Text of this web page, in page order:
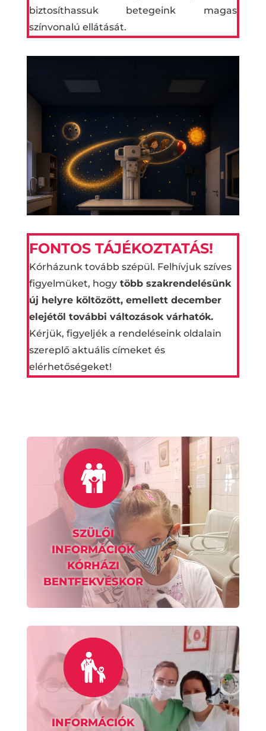
biztosíthassuk betegeink magas
színvonalú ellátását.
FONTOS TÁJÉKOZTATÁS!
Kórházunk tovább szépül. Felhívjuk szíves
figyelmüket, hogytöbb szakrendelésünk
új helyre költözött, emellett december
elejétől további változások várhatók.
Kérjük, figyeljék a rendeléseink oldalain
szereplő aktuális címeket és
elérhetőségeket!
SZÜLŐI
INFORMÁCIÓK
KÓRHÁZI
BENTFEKVÉSKOR
INFORMÁCIÓK